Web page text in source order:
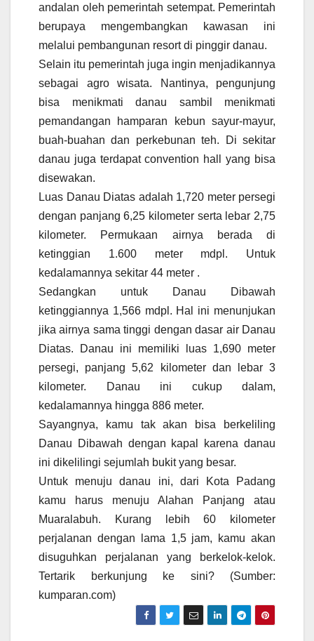
andalan oleh pemerintah setempat. Pemerintah
berupaya mengembangkan kawasan ini
melalui pembangunan resort di pinggir danau.
Selain itu pemerintah juga ingin menjadikannya
sebagai agro wisata. Nantinya, pengunjung
bisa menikmati danau sambil menikmati
pemandangan hamparan kebun sayur-mayur,
buah-buahan dan perkebunan teh. Di sekitar
danau juga terdapat convention hall yang bisa
disewakan.
Luas Danau Diatas adalah 1,720 meter persegi
dengan panjang 6,25 kilometer serta lebar 2,75
kilometer. Permukaan airnya berada di
ketinggian 1.600 meter mdpl. Untuk
kedalamannya sekitar 44 meter .
Sedangkan untuk Danau Dibawah
ketinggiannya 1,566 mdpl. Hal ini menunjukan
jika airnya sama tinggi dengan dasar air Danau
Diatas. Danau ini memiliki luas 1,690 meter
persegi, panjang 5,62 kilometer dan lebar 3
kilometer. Danau ini cukup dalam,
kedalamannya hingga 886 meter.
Sayangnya, kamu tak akan bisa berkeliling
Danau Dibawah dengan kapal karena danau
ini dikelilingi sejumlah bukit yang besar.
Untuk menuju danau ini, dari Kota Padang
kamu harus menuju Alahan Panjang atau
Muaralabuh. Kurang lebih 60 kilometer
perjalanan dengan lama 1,5 jam, kamu akan
disuguhkan perjalanan yang berkelok-kelok.
Tertarik berkunjung ke sini? (Sumber:
kumparan.com)